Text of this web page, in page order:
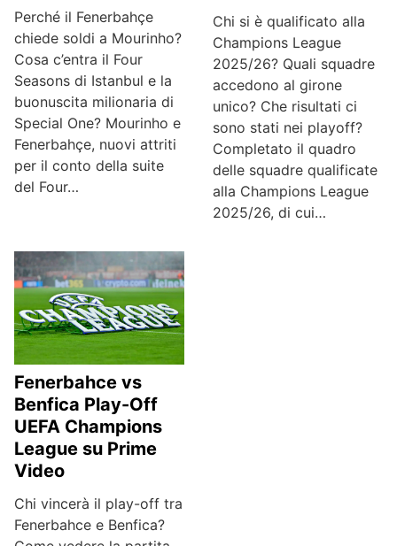
Perché il Fenerbahçe
chiede soldi a Mourinho?
Cosa c’entra il Four
Seasons di Istanbul e la
buonuscita milionaria di
Special One? Mourinho e
Fenerbahçe, nuovi attriti
per il conto della suite
del Four…
Chi si è qualificato alla
Champions League
2025/26? Quali squadre
accedono al girone
unico? Che risultati ci
sono stati nei playoff?
Completato il quadro
delle squadre qualificate
alla Champions League
2025/26, di cui…
Fenerbahce vs
Benfica Play-Off
UEFA Champions
League su Prime
Video
Chi vincerà il play-off tra
Fenerbahce e Benfica?